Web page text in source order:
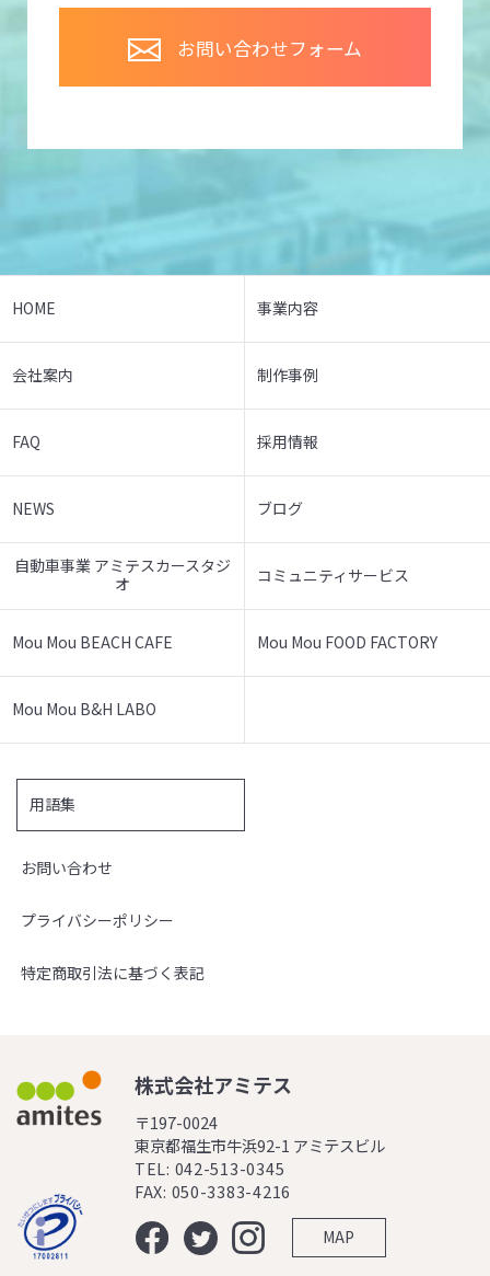
お問い合わせフォーム
HOME 事業内容
会社案内 制作事例
FAQ 採用情報
NEWS ブログ
自動車事業 アミテスカースタジ
オ
コミュニティサービス
Mou Mou BEACH CAFE Mou Mou FOOD FACTORY
Mou Mou B&H LABO
用語集
お問い合わせ
プライバシーポリシー
特定商取引法に基づく表記
株式会社アミテス
〒197-0024
東京都福生市牛浜92-1 アミテスビル
TEL: 042-513-0345
FAX: 050-3383-4216
MAP